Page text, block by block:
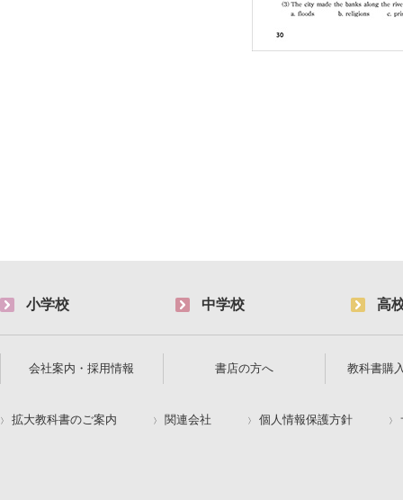
小学校 中学校 高
会社案内・採用情報 書店の方へ 教科書購
拡大教科書のご案内 関連会社 個人情報保護方針